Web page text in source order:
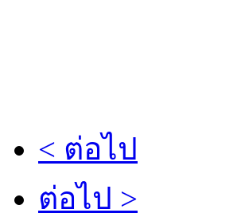
< ต่อไป
ต่อไป >